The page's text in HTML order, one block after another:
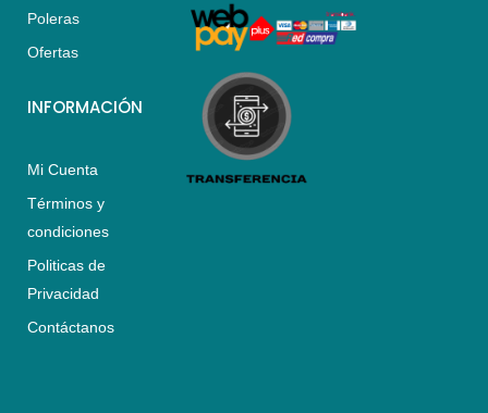
Poleras
Ofertas
INFORMACIÓN
Mi Cuenta
Términos y
condiciones
Politicas de
Privacidad
Contáctanos
p
a
m
k